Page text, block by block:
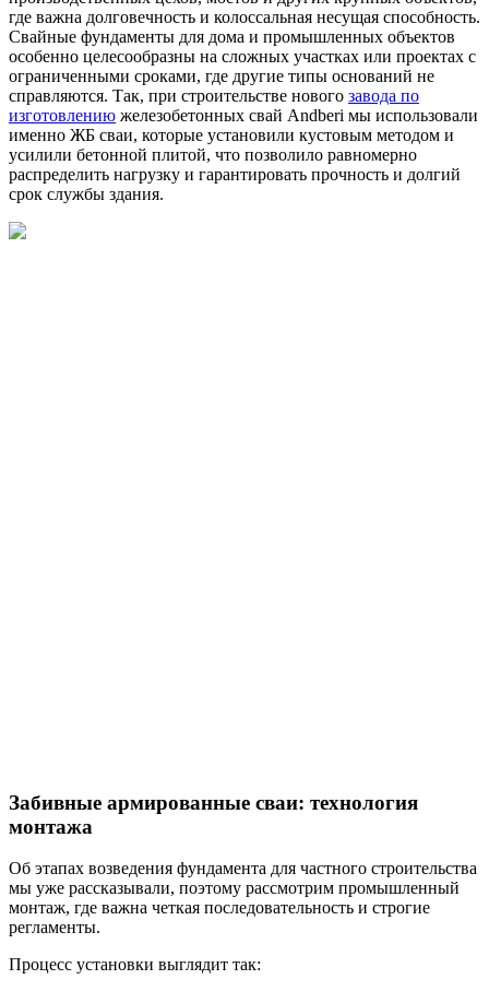
где важна долговечность и колоссальная несущая способность.
Свайные фундаменты для дома и промышленных объектов
особенно целесообразны на сложных участках или проектах с
ограниченными сроками, где другие типы оснований не
справляются. Так, при строительстве нового завода по
изготовлению железобетонных свай Andberi мы использовали
именно ЖБ сваи, которые установили кустовым методом и
усилили бетонной плитой, что позволило равномерно
распределить нагрузку и гарантировать прочность и долгий
срок службы здания.
Забивные армированные сваи: технология
монтажа
Об этапах возведения фундамента для частного строительства
мы уже рассказывали, поэтому рассмотрим промышленный
монтаж, где важна четкая последовательность и строгие
регламенты.
Процесс установки выглядит так: